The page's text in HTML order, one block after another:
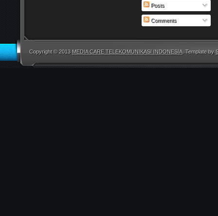
Posts
Comments
Copyright © 2013 MEDIA CARE TELEKOMUNIKASI INDONESIA. Template by